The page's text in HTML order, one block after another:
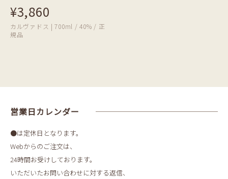
¥3,860
カルヴァドス | 700ml / 40% / 正
規品
営業日カレンダー
●は定休日となります。
Webからのご注文は、
24時間お受けしております。
いただいたお問い合わせに対する返信、